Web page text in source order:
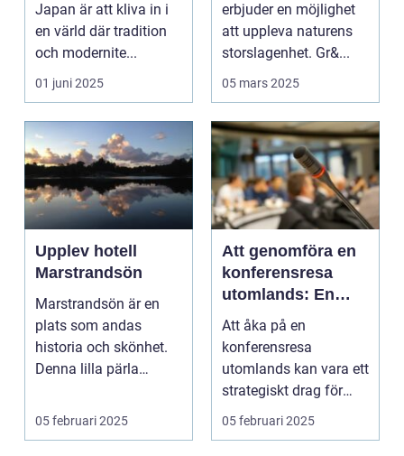
Japan är att kliva in i
en värld där tradition
och modernite...
01 juni 2025
erbjuder en möjlighet
att uppleva naturens
storslagenhet. Gr&...
05 mars 2025
Upplev hotell
Marstrandsön
Marstrandsön är en
plats som andas
historia och skönhet.
Denna lilla pärla
05 februari 2025
Att genomföra en
konferensresa
utomlands: En
möjlighet för
tillväxt och
samarbete
Att åka på en
konferensresa
utomlands kan vara ett
strategiskt drag för
företa...
05 februari 2025